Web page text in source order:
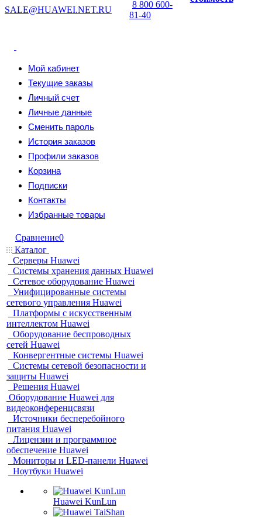
SALE@HUAWEI.NET.RU
8 800 600-
81-40
Мой кабинет
Текущие заказы
Личный счет
Личные данные
Сменить пароль
История заказов
Профили заказов
Корзина
Подписки
Контакты
Избранные товары
Сравнение0
Каталог
Серверы Huawei
Системы хранения данных Huawei
Сетевое оборудование Huawei
Унифицированные системы
сетевого управления Huawei
Платформы с искусственным
интеллектом Huawei
Оборудование беспроводных
сетей Huawei
Конвергентные системы Huawei
Системы сетевой безопасности и
защиты Huawei
Решения Huawei
Оборудование Huawei для
видеоконференцсвязи
Источники бесперебойного
питания Huawei
Лицензии и программное
обеспечение Huawei
Мониторы и LED-панели Huawei
Ноутбуки Huawei
Huawei KunLun